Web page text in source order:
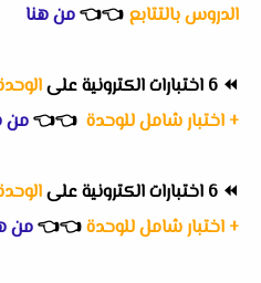
الدروس بالتتابع 👈
👈من هنا
⏪ 6 اختبارات الكترونية على
+ اختبار شامل للوحدة 👈
👈من
⏪ 6 اختبارات الكترونية على
+ اختبار شامل للوحدة👈
👈من